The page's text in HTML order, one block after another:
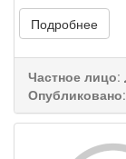
Подробнее
Частное лицо:
Опубликовано: